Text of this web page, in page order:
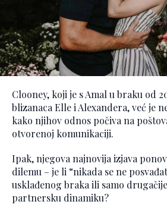
Clooney, koji je s Amal u braku od
blizanaca Elle i Alexandera, već je
kako njihov odnos počiva na
otvorenoj komunikaciji.
Ipak, njegova najnovija izjava
dilemu – je li “nikada se ne
usklađenog braka ili samo
partnersku dinamiku?